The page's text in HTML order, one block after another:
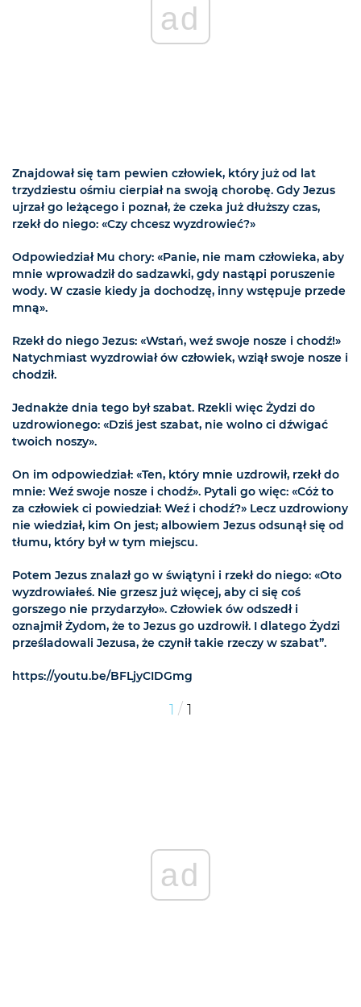
ad
Znajdował się tam pewien człowiek, który już od lat
trzydziestu ośmiu cierpiał na swoją chorobę. Gdy Jezus
ujrzał go leżącego i poznał, że czeka już dłuższy czas,
rzekł do niego: «Czy chcesz wyzdrowieć?»
Odpowiedział Mu chory: «Panie, nie mam człowieka, aby
mnie wprowadził do sadzawki, gdy nastąpi poruszenie
wody. W czasie kiedy ja dochodzę, inny wstępuje przede
mną».
Rzekł do niego Jezus: «Wstań, weź swoje nosze i chodź!»
Natychmiast wyzdrowiał ów człowiek, wziął swoje nosze i
chodził.
Jednakże dnia tego był szabat. Rzekli więc Żydzi do
uzdrowionego: «Dziś jest szabat, nie wolno ci dźwigać
twoich noszy».
On im odpowiedział: «Ten, który mnie uzdrowił, rzekł do
mnie: Weź swoje nosze i chodź». Pytali go więc: «Cóż to
za człowiek ci powiedział: Weź i chodź?» Lecz uzdrowiony
nie wiedział, kim On jest; albowiem Jezus odsunął się od
tłumu, który był w tym miejscu.
Potem Jezus znalazł go w świątyni i rzekł do niego: «Oto
wyzdrowiałeś. Nie grzesz już więcej, aby ci się coś
gorszego nie przydarzyło». Człowiek ów odszedł i
oznajmił Żydom, że to Jezus go uzdrowił. I dlatego Żydzi
prześladowali Jezusa, że czynił takie rzeczy w szabat”.
https://youtu.be/BFLjyCIDGmg
1 / 1
ad